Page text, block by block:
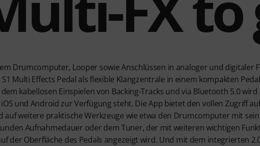
Drumcomputer, Looper sowie Anschlüssen in analoger und digitaler
Multi Effects Pedal als flexible Klangzentrale in einem kompakten
kabellosen Einspielen von Backing-Tracks und via Bluetooth 5.0 wird
und Android zur Verfügung steht. Die App bietet den vollen Zugriff
auf weitere praktische Werkzeuge wie etwa den Drumcomputer mit
Aufnahmedauer oder dem Tuner, der mit weiteren wichtigen
der Oberfläche des Pedals angezeigt wird. Und mit dem integrierten